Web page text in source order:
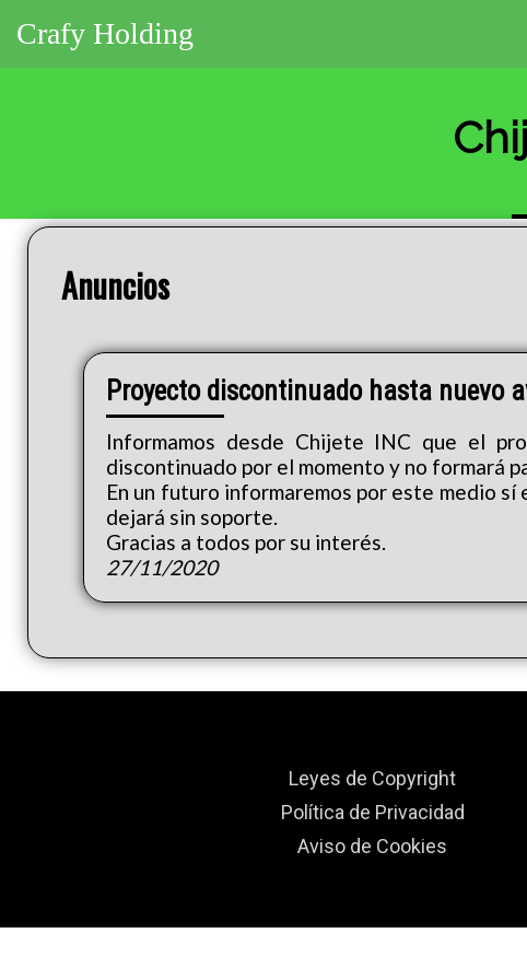
Crafy Holding
Anuncios
Proyecto discontinuado hasta nuevo
Informamos desde Chijete INC que el
discontinuado por el momento y no formará
En un futuro informaremos por este medio
dejará sin soporte.
Gracias a todos por su interés.
27/11/2020
Leyes de Copyright
Política de Privacidad
Aviso de Cookies